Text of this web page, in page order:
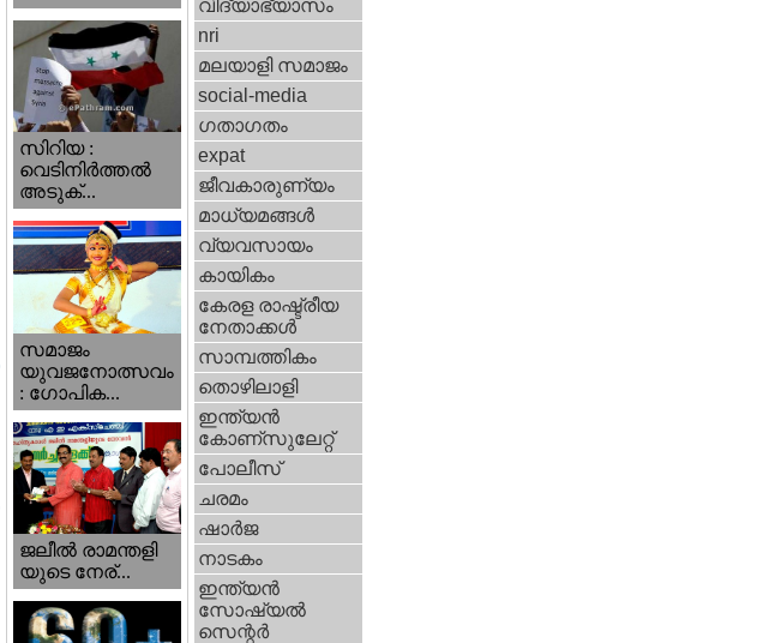
സിറിയ :
വെടിനിർത്തൽ
അടുക്...
സമാജം
യുവജനോത്സവം
: ഗോപിക...
ജലീല്‍ രാമന്തളി
യുടെ നേര്...
വിദ്യാഭ്യാസം
nri
മലയാളി സമാജം
social-media
ഗതാഗതം
expat
ജീവകാരുണ്യം
മാധ്യമങ്ങള്‍
വ്യവസായം
കായികം
കേരള രാഷ്ട്രീയ
നേതാക്കള്‍
സാമ്പത്തികം
തൊഴിലാളി
ഇന്ത്യന്‍
കോണ്സുലേറ്റ്
പോലീസ്
ചരമം
ഷാര്‍ജ
നാടകം
ഇന്ത്യന്‍
സോഷ്യല്‍
സെന്റര്‍